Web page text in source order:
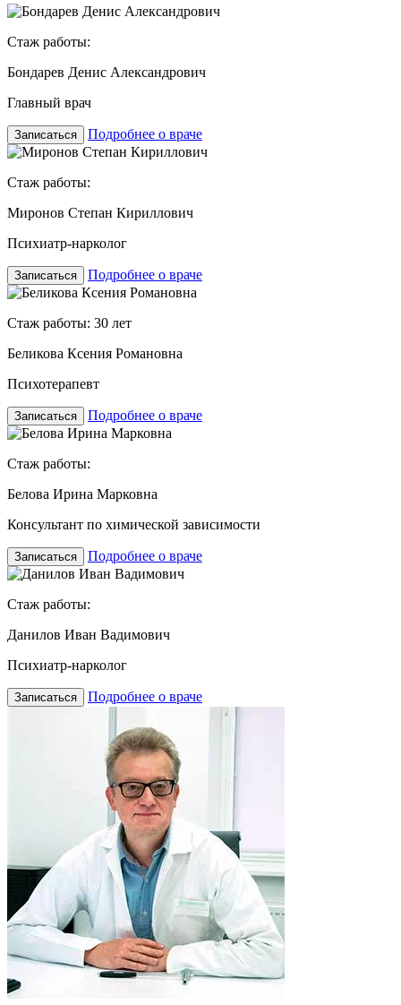
Стаж работы:
Бондарев Денис Александрович
Главный врач
Записаться Подробнее о враче
Стаж работы:
Миронов Степан Кириллович
Психиатр-нарколог
Записаться Подробнее о враче
Стаж работы: 30 лет
Беликова Ксения Романовна
Психотерапевт
Записаться Подробнее о враче
Стаж работы:
Белова Ирина Марковна
Консультант по химической зависимости
Записаться Подробнее о враче
Стаж работы:
Данилов Иван Вадимович
Психиатр-нарколог
Записаться Подробнее о враче